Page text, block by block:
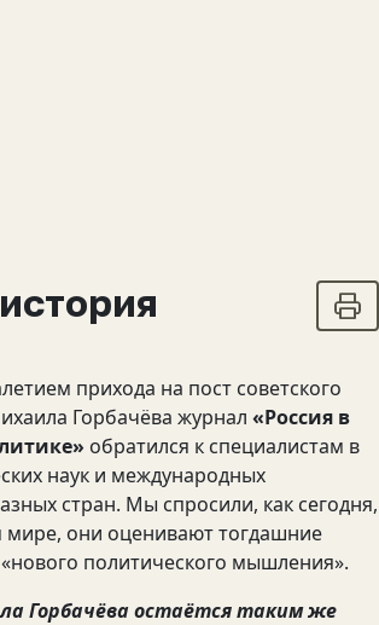
прихода на пост советского
Горбачёва журнал«Россия в
обратился к специалистам в
наук и международных
стран. Мы спросили, как сегодня,
мире, они оценивают тогдашние
политического мышления».
Горбачёва остаётся таким же